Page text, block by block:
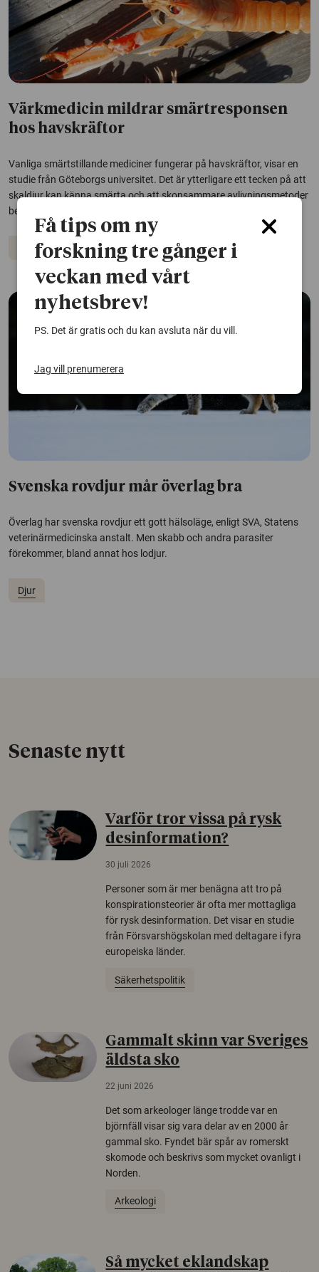
Värkmedicin mildrar smärtresponsen
hos havskräftor
Vanliga smärtstillande mediciner fungerar på havskräftor, visar en
studie från Göteborgs universitet. Det är ytterligare ett tecken på att
skaldjur kan känna smärta och att skonsammare avlivningsmetoder
behöver utvecklas, menar forskarna.
Djur
Svenska rovdjur mår överlag bra
Överlag har svenska rovdjur ett gott hälsoläge, enligt SVA, Statens
veterinärmedicinska anstalt. Men skabb och andra parasiter
förekommer, bland annat hos lodjur.
Djur
Senaste nytt
Varför tror vissa på rysk
desinformation?
30 juli 2026
Personer som är mer benägna att tro på
konspirationsteorier är ofta mer mottagliga
för rysk desinformation. Det visar en studie
från Försvarshögskolan med deltagare i fyra
europeiska länder.
Säkerhetspolitik
Gammalt skinn var Sveriges
äldsta sko
22 juni 2026
Det som arkeologer länge trodde var en
björnfäll visar sig vara delar av en 2000 år
gammal sko. Fyndet bär spår av romerskt
skomode och beskrivs som mycket ovanligt i
Norden.
Arkeologi
Så mycket eklandskap
Få tips om ny
forskning tre gånger i
veckan med vårt
nyhetsbrev!
PS. Det är gratis och du kan avsluta när du vill.
Jag vill prenumerera